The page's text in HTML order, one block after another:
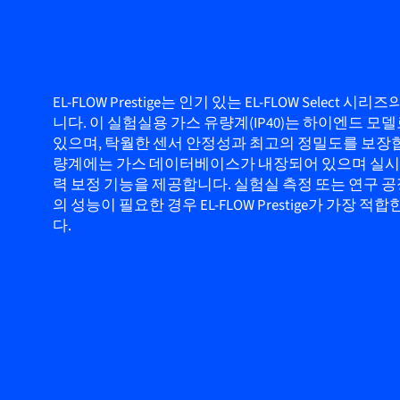
EL-FLOW Prestige는 인기 있는 EL-FLOW Select 시리
니다. 이 실험실용 가스 유량계(IP40)는 하이엔드 모
있으며, 탁월한 센서 안정성과 최고의 정밀도를 보장
량계에는 가스 데이터베이스가 내장되어 있으며 실
력 보정 기능을 제공합니다. 실험실 측정 또는 연구
의 성능이 필요한 경우 EL-FLOW Prestige가 가장 적합
다.